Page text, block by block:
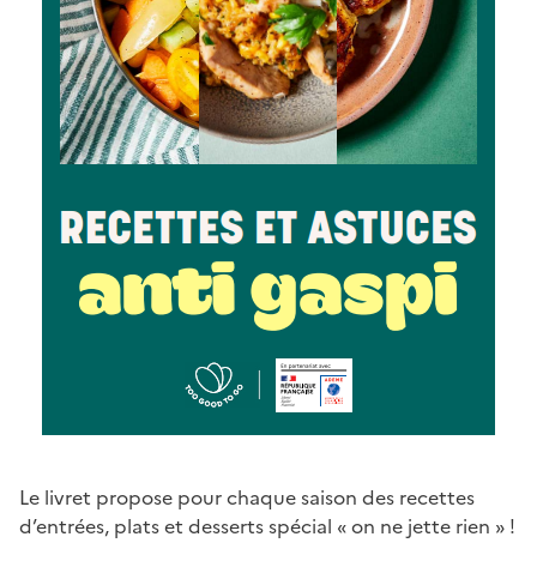
Le livret propose pour chaque saison des recettes
d’entrées, plats et desserts spécial « on ne jette rien » !